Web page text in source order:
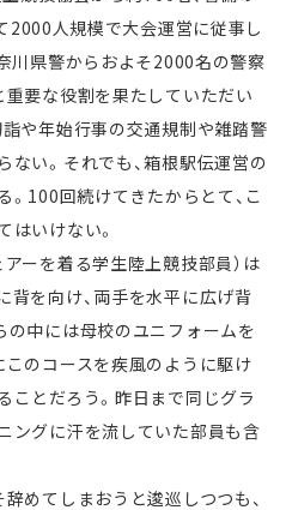
2000人規模で大会運営に従事し
川県警からおよそ2000名の警察
重要な役割を果たしていただい
や年始行事の交通規制や雑踏警
い。それでも、箱根駅伝運営の
100回続けてきたからとて、こ
いけない。
ーを着る学生陸上競技部員）は
背を向け、両手を水平に広げ背
の中には母校のユニフォームを
のコースを疾風のように駆け
ことだろう。昨日まで同じグラ
ングに汗を流していた部員も含
めてしまおうと逡巡しつつも、